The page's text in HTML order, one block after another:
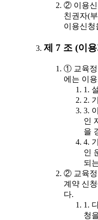
② 이용신
친권자(
이용신청
제 7 조 (이
① 교육정
에는 이
1.
2.
3.
인
을
4.
인
되
② 교육정
계약 신
다.
1.
청